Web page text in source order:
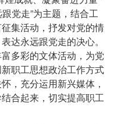
党走”为主题，结合工
集活动，抒发对党的情
达永远跟党走的决心。
多彩的文体活动，为党
职工思想政治工作方式
，充分运用新兴媒体，
合起来，切实提高职工